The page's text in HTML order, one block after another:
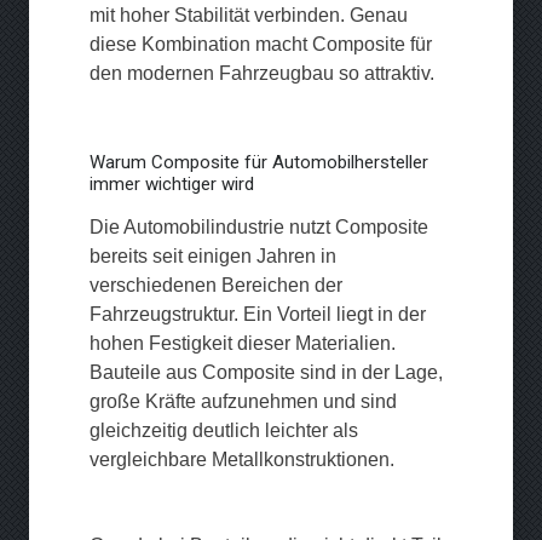
mit hoher Stabilität verbinden. Genau
diese Kombination macht Composite für
den modernen Fahrzeugbau so attraktiv.
Warum Composite für Automobilhersteller
immer wichtiger wird
Die Automobilindustrie nutzt Composite
bereits seit einigen Jahren in
verschiedenen Bereichen der
Fahrzeugstruktur. Ein Vorteil liegt in der
hohen Festigkeit dieser Materialien.
Bauteile aus Composite sind in der Lage,
große Kräfte aufzunehmen und sind
gleichzeitig deutlich leichter als
vergleichbare Metallkonstruktionen.